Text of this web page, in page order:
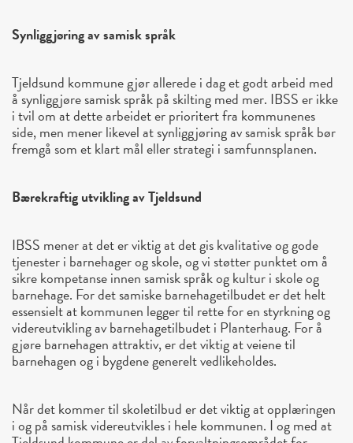
Synliggjøring av samisk språk
Tjeldsund kommune gjør allerede i dag et godt arbeid med
å synliggjøre samisk språk på skilting med mer. IBSS er ikke
i tvil om at dette arbeidet er prioritert fra kommunenes
side, men mener likevel at synliggjøring av samisk språk bør
fremgå som et klart mål eller strategi i samfunnsplanen.
Bærekraftig utvikling av Tjeldsund
IBSS mener at det er viktig at det gis kvalitative og gode
tjenester i barnehager og skole, og vi støtter punktet om å
sikre kompetanse innen samisk språk og kultur i skole og
barnehage. For det samiske barnehagetilbudet er det helt
essensielt at kommunen legger til rette for en styrkning og
videreutvikling av barnehagetilbudet i Planterhaug. For å
gjøre barnehagen attraktiv, er det viktig at veiene til
barnehagen og i bygdene generelt vedlikeholdes.
Når det kommer til skoletilbud er det viktig at opplæringen
i og på samisk videreutvikles i hele kommunen. I og med at